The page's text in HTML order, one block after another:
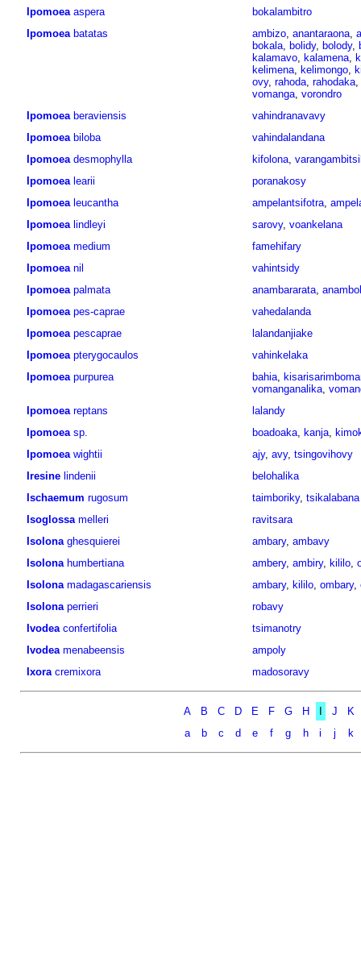
Ipomoea aspera
bokalambitro
Ipomoea batatas ambizo, anantaraona,
bokala, bolidy, bolody,
kalamavo, kalamena,
kelimena, kelimongo,
ovy, rahoda, rahodaka,
vomanga, vorondro
Ipomoea beraviensis
vahindranavavy
Ipomoea biloba
vahindalandana
Ipomoea desmophylla kifolona,
Ipomoea learii
poranakosy
Ipomoea leucantha ampelantsifotra,
Ipomoea lindleyi sarovy, voankelana
Ipomoea medium
famehifary
Ipomoea nil
vahintsidy
Ipomoea palmata anambararata,
Ipomoea pes-caprae
vahedalanda
Ipomoea pescaprae
lalandanjiake
Ipomoea pterygocaulos
vahinkelaka
Ipomoea purpurea bahia,
vomanganalika,
Ipomoea reptans
lalandy
Ipomoea sp. boadoaka, kanja,
Ipomoea wightii ajy, avy, tsingovihovy
Iresine lindenii
belohalika
Ischaemum rugosum taimboriky, tsikalabana
Isoglossa melleri
ravitsara
Isolona ghesquierei ambary, ambavy
Isolona humbertiana ambery, ambiry, kililo,
Isolona madagascariensis ambary, kililo, ombary,
Isolona perrieri
robavy
Ivodea confertifolia
tsimanotry
Ivodea menabeensis
ampoly
Ixora cremixora madosoravy
A B C D E F G H J
K
a
b c d e f g h i j k